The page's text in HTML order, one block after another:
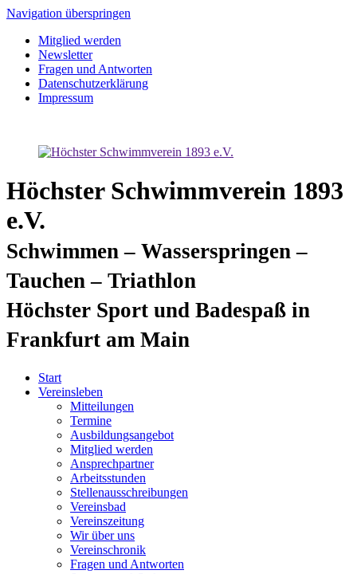
Navigation überspringen
Mitglied werden
Newsletter
Fragen und Antworten
Datenschutzerklärung
Impressum
Höchster Schwimmverein 1893
e.V.
Schwimmen – Wasserspringen –
Tauchen – Triathlon
Höchster Sport und Badespaß in
Frankfurt am Main
Start
Vereinsleben
Mitteilungen
Termine
Ausbildungsangebot
Mitglied werden
Ansprechpartner
Arbeitsstunden
Stellenausschreibungen
Vereinsbad
Vereinszeitung
Wir über uns
Vereinschronik
Fragen und Antworten